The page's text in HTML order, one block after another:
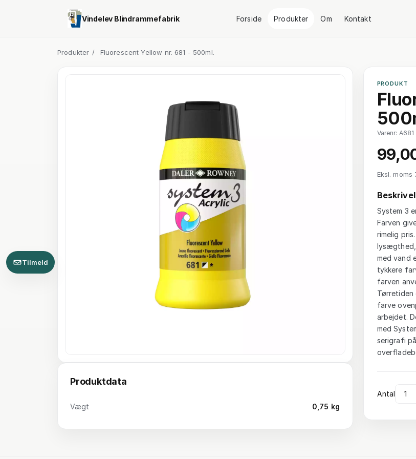
Vindelev Blindrammefabrik Forside Produkter Om Kontakt
Produkter / Fluorescent Yellow nr. 681 - 500ml.
Produktdata
Vægt 0,75 kg
PRODUKT
Varenr: A681
Eksl. moms
System 3
Farven
rimelig
med vand
tykkere
farven
farve
arbejdet.
med
serigrafi
Antal
Tilmeld